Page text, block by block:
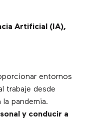
Artificial (IA),
entornos
trabaje desde
la pandemia.
y conducir a